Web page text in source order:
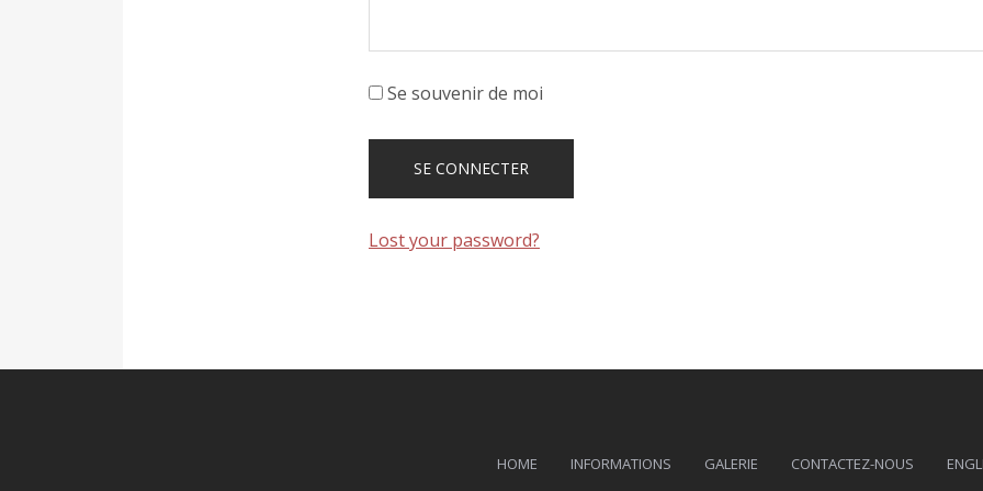
Se souvenir de moi
Lost your password?
HOME INFORMATIONS GALERIE CONTACTEZ-NOUS